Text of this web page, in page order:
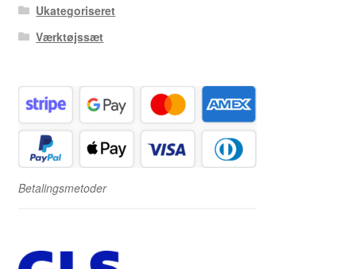
Ukategoriseret
Værktøjssæt
Betalingsmetoder